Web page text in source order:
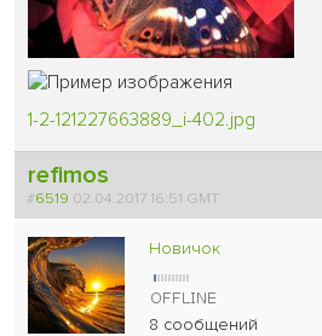
1-2-121227663889_i-402.jpg
refimos
#6519 02.04.2017 16:51 GMT
Новичок
8 сообщений